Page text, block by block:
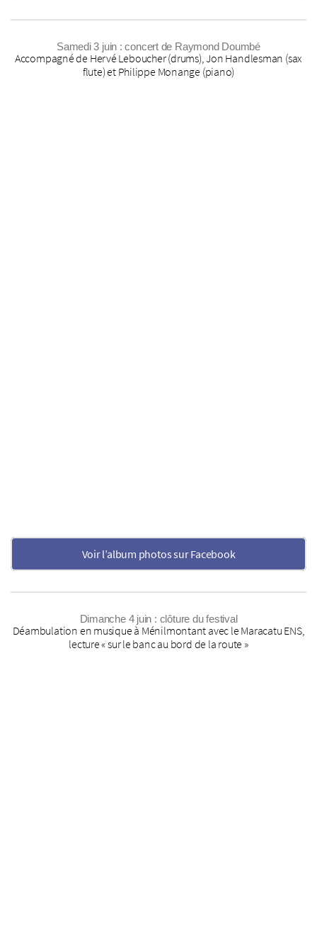
Samedi 3 juin : concert de Raymond Doumbé
Accompagné de Hervé Leboucher (drums), Jon Handlesman (sax
flute) et Philippe Monange (piano)
Voir l’album photos sur Facebook
Dimanche 4 juin : clôture du festival
Déambulation en musique à Ménilmontant avec le Maracatu ENS,
lecture « sur le banc au bord de la route »